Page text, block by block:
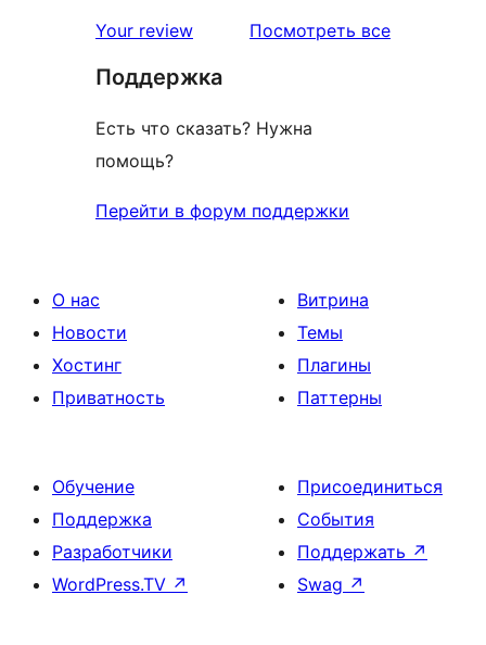
звездный
Your review Посмотреть всеотзывы
Поддержка
Есть что сказать? Нужна
помощь?
Перейти в форум поддержки
О нас
Новости
Хостинг
Приватность
Витрина
Темы
Плагины
Паттерны
Обучение
Поддержка
Разработчики
WordPress.TV ↗
Присоединиться
События
Поддержать ↗
Swag ↗